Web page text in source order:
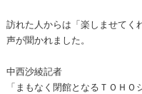
訪れた人からは「楽しませてく
声が聞かれました。
中西沙綾記者
「まもなく閉館となるＴＯＨ